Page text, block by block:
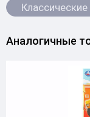
Аналогичные